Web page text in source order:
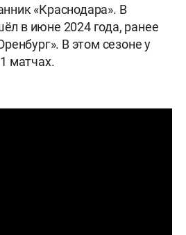
«Краснодара». В
в июне 2024 года, ранее
В этом сезоне у
матчах.